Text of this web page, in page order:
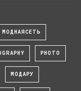
МОДНАЯСЕТЬ
PHOTO
МОДАРУ